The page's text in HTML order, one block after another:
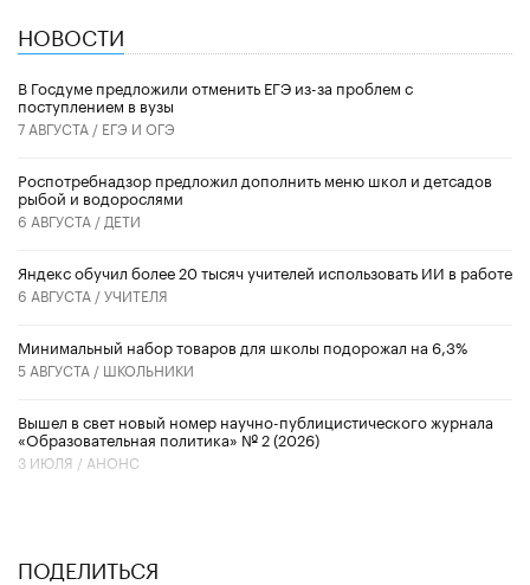
НОВОСТИ
В Госдуме предложили отменить ЕГЭ из-за проблем с
поступлением в вузы
7 АВГУСТА / ЕГЭ И ОГЭ
Роспотребнадзор предложил дополнить меню школ и детсадов
рыбой и водорослями
6 АВГУСТА / ДЕТИ
​Яндекс обучил более 20 тысяч учителей использовать ИИ в работе
6 АВГУСТА /УЧИТЕЛЯ
Минимальный набор товаров для школы подорожал на 6,3%
5 АВГУСТА / ШКОЛЬНИКИ
Вышел в свет новый номер научно-публицистического журнала
«Образовательная политика» № 2 (2026)
3 ИЮЛЯ / АНОНС
ПОДЕЛИТЬСЯ